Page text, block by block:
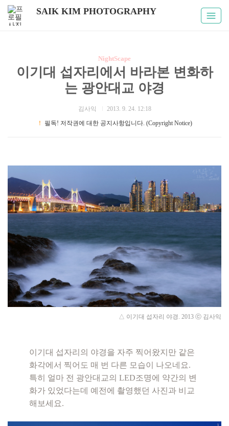
SAIK KIM PHOTOGRAPHY
NightScape
이기대 섭자리에서 바라본 변화하
는 광안대교 야경
김사익
2013. 9. 24. 12:18
！
필독! 저작권에 대한 공지사항입니다. (Copyright Notice)
△ 이기대 섭자리 야경. 2013 ⓒ 김사익
이기대 섭자리의 야경을 자주 찍어왔지만 같은
화각에서 찍어도 매 번 다른 모습이 나오네요.
특히 얼마 전 광안대교의 LED조명에 약간의 변
화가 있었다는데 예전에 촬영했던 사진과 비교
해보세요.